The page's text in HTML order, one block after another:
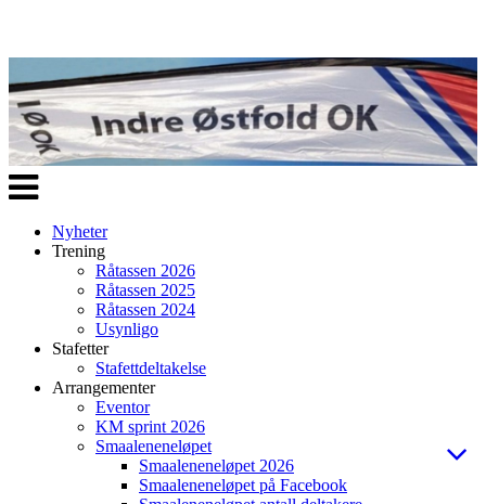
Veksle
navigasjon
Nyheter
Trening
Råtassen 2026
Råtassen 2025
Råtassen 2024
Usynligo
Stafetter
Stafettdeltakelse
Arrangementer
Eventor
KM sprint 2026
Smaaleneneløpet
Smaaleneneløpet 2026
Smaaleneneløpet på Facebook